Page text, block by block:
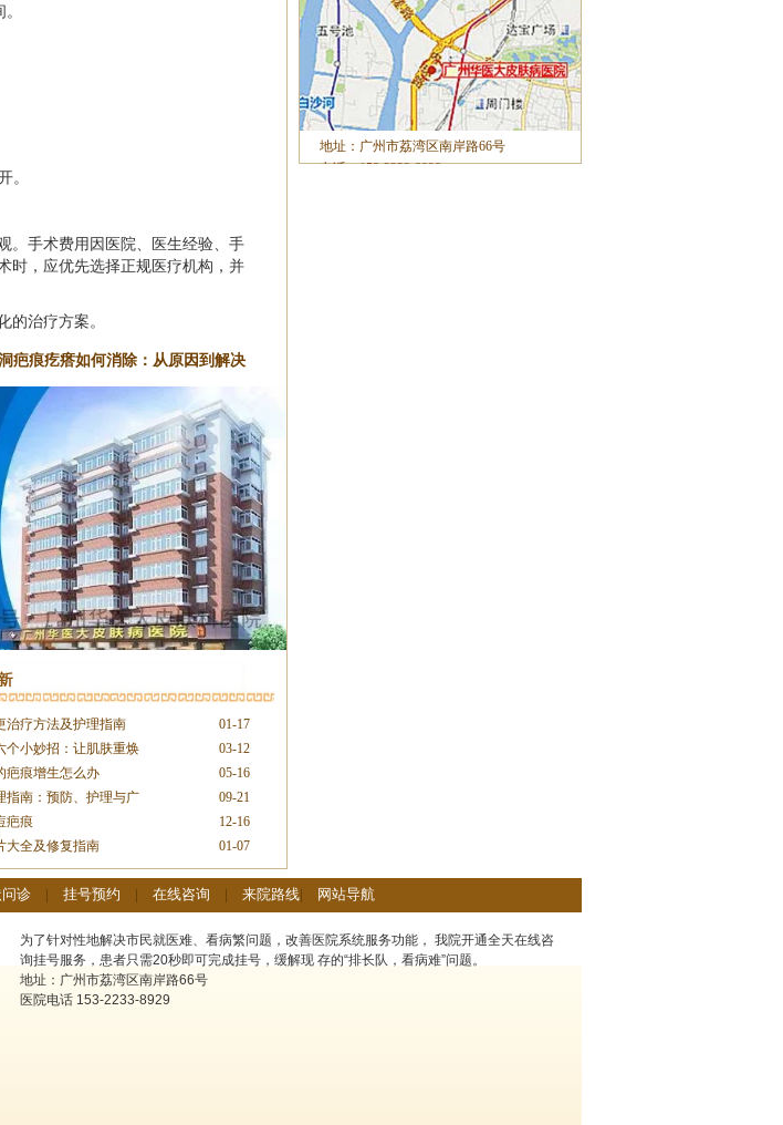
。
。手术费用因医院、医生经验、手
时，应优先选择正规医疗机构，并
的治疗方案。
疤痕疙瘩如何消除：从原因到解决
01-17
治疗方法及护理指南
03-12
个小妙招：让肌肤重焕
05-16
疤痕增生怎么办
09-21
指南：预防、护理与广
12-16
疤痕
01-07
大全及修复指南
地址：广州市荔湾区南岸路66号
电话：153-2233-8929
诊 | 挂号预约 | 在线咨询 | 来院路线| 网站导航
为了针对性地解决市民就医难、看病繁问题，改善医院系统服务功能， 我院开通全天在线咨
询挂号服务，患者只需20秒即可完成挂号，缓解现 存的“排长队，看病难”问题。
地址：广州市荔湾区南岸路66号
医院电话 153-2233-8929